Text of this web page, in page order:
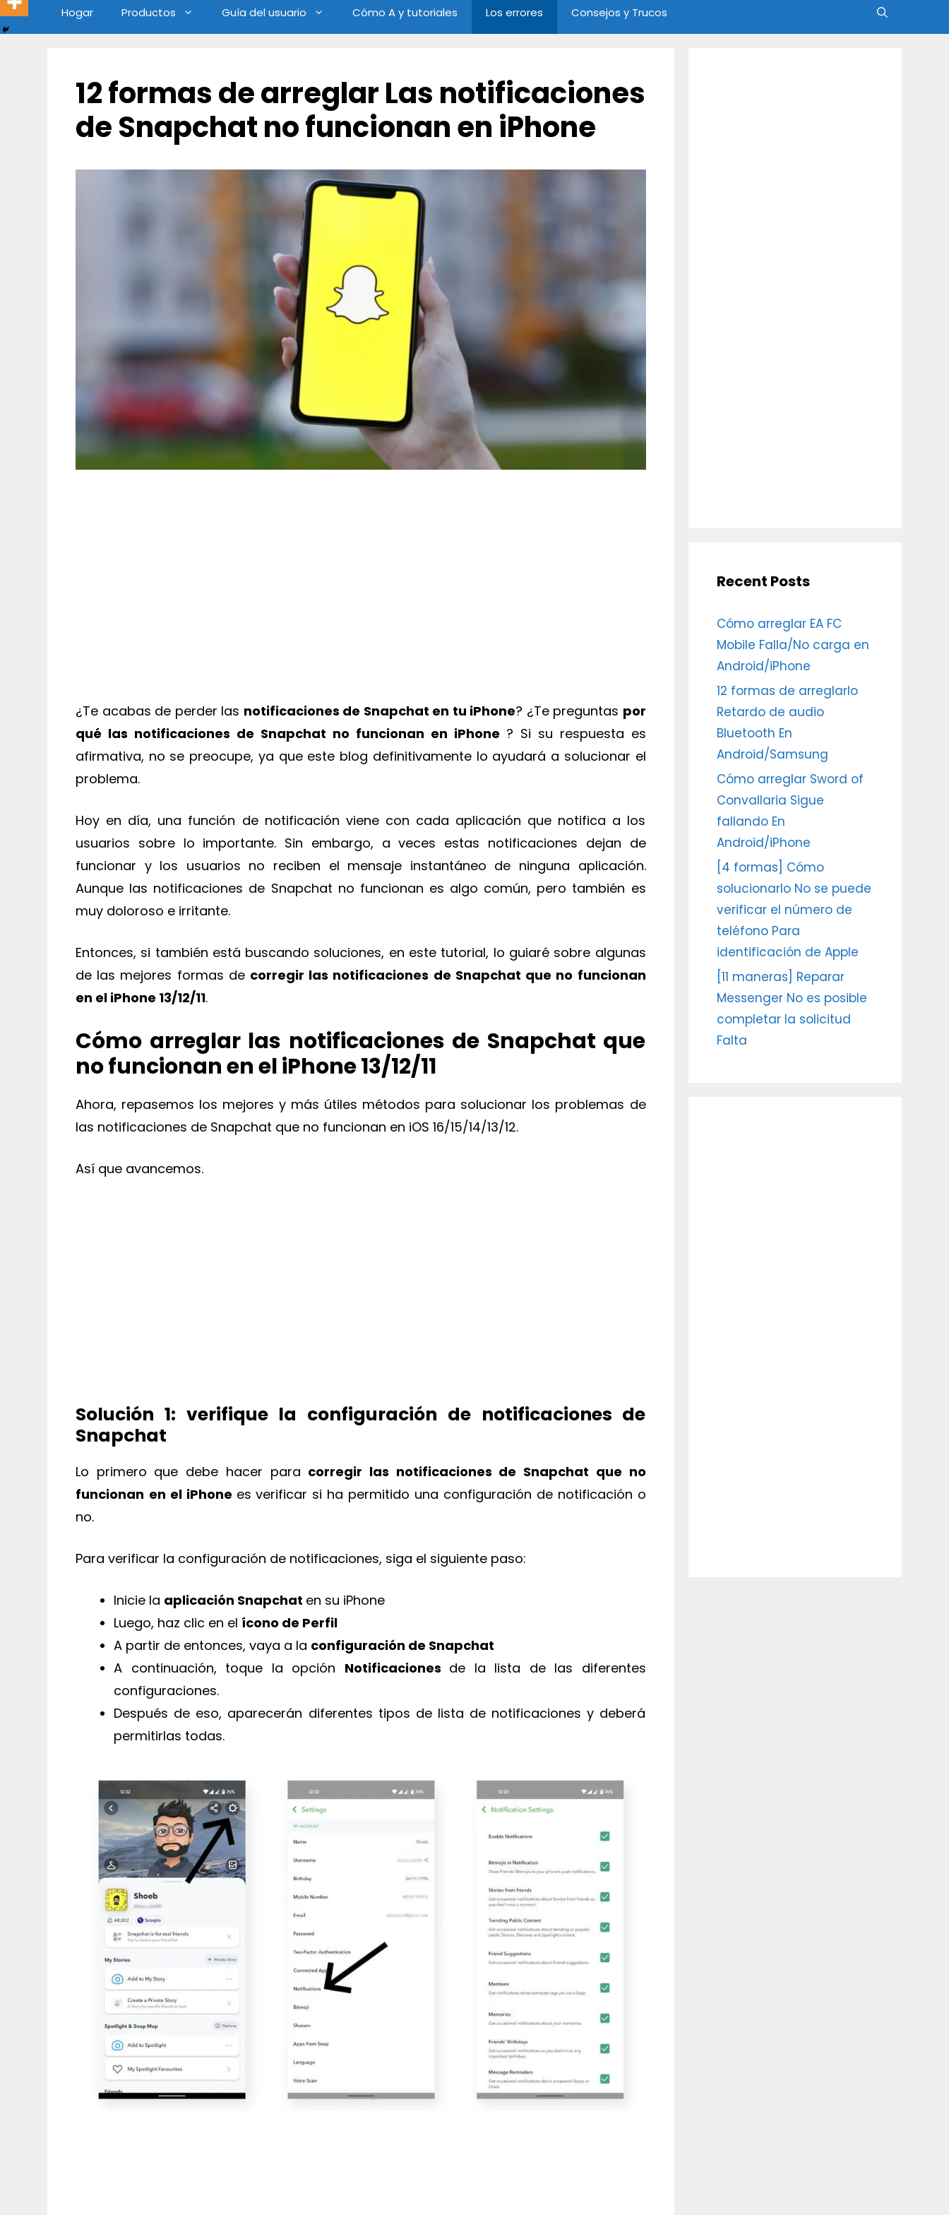
Hogar Productos Guía del usuario Cómo A y tutoriales Los errores Consejos y Trucos
12 formas de arreglar Las notificaciones
de Snapchat no funcionan en iPhone
¿Te acabas de perder las notificaciones de Snapchat en tu iPhone? ¿Te preguntas por
qué las notificaciones de Snapchat no funcionan en iPhone ? Si su respuesta es
afirmativa, no se preocupe, ya que este blog definitivamente lo ayudará a solucionar el
problema.
Hoy en día, una función de notificación viene con cada aplicación que notifica a los
usuarios sobre lo importante. Sin embargo, a veces estas notificaciones dejan de
funcionar y los usuarios no reciben el mensaje instantáneo de ninguna aplicación.
Aunque las notificaciones de Snapchat no funcionan es algo común, pero también es
muy doloroso e irritante.
Entonces, si también está buscando soluciones, en este tutorial, lo guiaré sobre algunas
de las mejores formas de corregir las notificaciones de Snapchat que no funcionan
en el iPhone 13/12/11.
Cómo arreglar las notificaciones de Snapchat que
no funcionan en el iPhone 13/12/11
Ahora, repasemos los mejores y más útiles métodos para solucionar los problemas de
las notificaciones de Snapchat que no funcionan en iOS 16/15/14/13/12.
Así que avancemos.
Solución 1: verifique la configuración de notificaciones de
Snapchat
Lo primero que debe hacer para corregir las notificaciones de Snapchat que no
funcionan en el iPhone es verificar si ha permitido una configuración de notificación o
no.
Para verificar la configuración de notificaciones, siga el siguiente paso:
Inicie la aplicación Snapchat en su iPhone
Luego, haz clic en el ícono de Perfil
A partir de entonces, vaya a la configuración de Snapchat
A continuación, toque la opción Notificaciones de la lista de las diferentes
configuraciones.
Después de eso, aparecerán diferentes tipos de lista de notificaciones y deberá
permitirlas todas.
Recent Posts
Cómo arreglar EA FC
Mobile Falla/No carga en
Android/iPhone
12 formas de arreglarlo
Retardo de audio
Bluetooth En
Android/Samsung
Cómo arreglar Sword of
Convallaria Sigue
fallando En
Android/iPhone
[4 formas] Cómo
solucionarlo No se puede
verificar el número de
teléfono Para
identificación de Apple
[11 maneras] Reparar
Messenger No es posible
completar la solicitud
Falta